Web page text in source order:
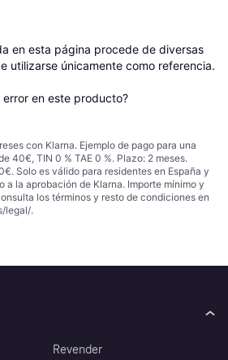
en esta página procede de diversas
utilizarse únicamente como referencia.
en este producto?
con Klarna. Ejemplo de pago para una
40€, TIN 0 % TAE 0 %. Plazo: 2 meses.
Solo es válido para residentes en España y
a la aprobación de Klarna. Importe mínimo y
los términos y resto de condiciones en
legal/.
Revender